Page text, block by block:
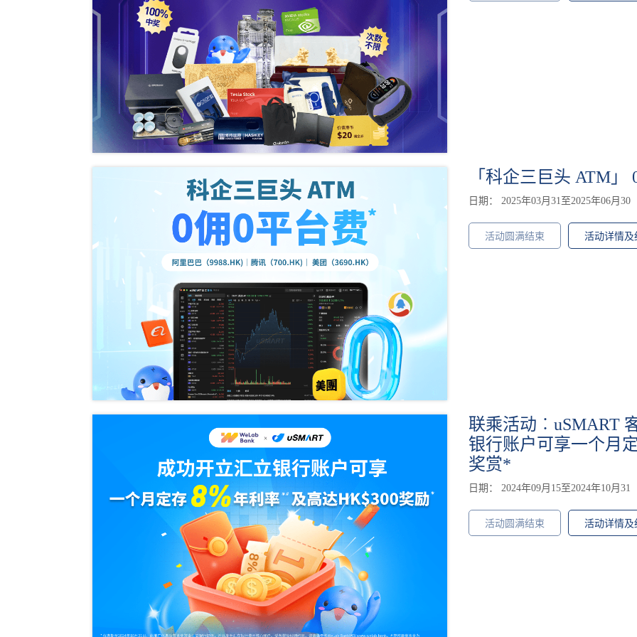
「科企三巨头 ATM」
日期： 2025年03月31至2025年06月30
活动圆满结束 活动详情及
联乘活动︰uSMART
银行账户可享一个月
奖赏*
日期： 2024年09月15至2024年10月31
活动圆满结束 活动详情及